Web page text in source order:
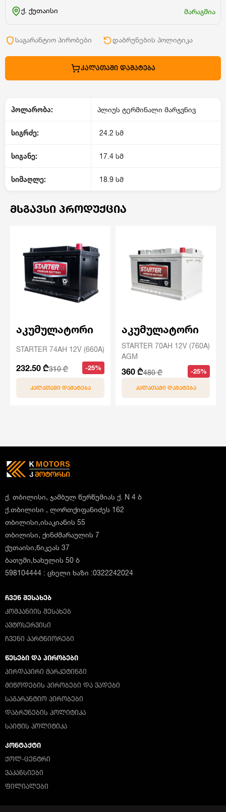
ქ. ქუთაისი
მარაგშია
საგარანტიო პირობები დაბრუნების პოლიტიკა
ᲙᲐᲚᲐᲗᲐᲨᲘ ᲓᲐᲛᲐᲢᲔᲑᲐ
პოლარობა: პლიუს ტერმინალი მარჯვნივ
სიგრძე: 24.2 სმ
სიგანე: 17.4 სმ
სიმაღლე: 18.9 სმ
ᲛᲡᲒᲐᲕᲡᲘ ᲞᲠᲝᲓᲣᲥᲪᲘᲐ
აკუმულატორი
STARTER 74AH 12V (660A)
232.50 ₾310 ₾ -25%
ᲙᲐᲚᲐᲗᲐᲨᲘ ᲓᲐᲛᲐᲢᲔᲑᲐ
აკუმულატორი
STARTER 70AH 12V (760A)
AGM
360 ₾480 ₾ -25%
ᲙᲐᲚᲐᲗᲐᲨᲘ ᲓᲐᲛᲐᲢᲔᲑᲐ
ქ. თბილისი, ჯამბულ წურწუმიას ქ. N 4 ბ
ქ.თბილისი , ლორთქიფანიძეს 162
თბილისი,ისაკიანის 55
თბილისი, ქინძმარაულის 7
ქუთაისი,ნიკეას 37
ბათუმი,ხახულის 50 ბ
598104444 : ცხელი ხაზი :0322242024
ᲩᲕᲔᲜ ᲨᲔᲡᲐᲮᲔᲑ
ᲙᲝᲛᲞᲐᲜᲘᲘᲡ ᲨᲔᲡᲐᲮᲔᲑ
ᲐᲕᲢᲝᲡᲔᲠᲕᲘᲡᲘ
ᲩᲕᲔᲜᲘ ᲞᲐᲠᲢᲜᲘᲝᲠᲔᲑᲘ
ᲬᲔᲡᲔᲑᲘ ᲓᲐ ᲞᲘᲠᲝᲑᲔᲑᲘ
ᲞᲘᲠᲓᲐᲞᲘᲠᲘ ᲛᲐᲠᲙᲔᲢᲘᲜᲒᲘ
ᲛᲘᲬᲝᲓᲔᲑᲘᲡ ᲞᲘᲠᲝᲑᲔᲑᲘ ᲓᲐ ᲕᲐᲓᲔᲑᲘ
ᲡᲐᲒᲐᲠᲐᲜᲢᲘᲝ ᲞᲘᲠᲝᲑᲔᲑᲘ
ᲓᲐᲑᲠᲣᲜᲔᲑᲘᲡ ᲞᲝᲚᲘᲢᲘᲙᲐ
ᲡᲐᲘᲢᲘᲡ ᲞᲝᲚᲘᲢᲘᲙᲐ
ᲙᲝᲜᲢᲐᲥᲢᲘ
ᲥᲝᲚ-ᲪᲔᲜᲢᲠᲘ
ᲕᲐᲙᲐᲜᲡᲘᲔᲑᲘ
ᲤᲘᲚᲘᲐᲚᲔᲑᲘ